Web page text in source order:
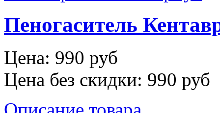
Пеногаситель
Цена: 990 руб
Цена без скидки: 990 руб